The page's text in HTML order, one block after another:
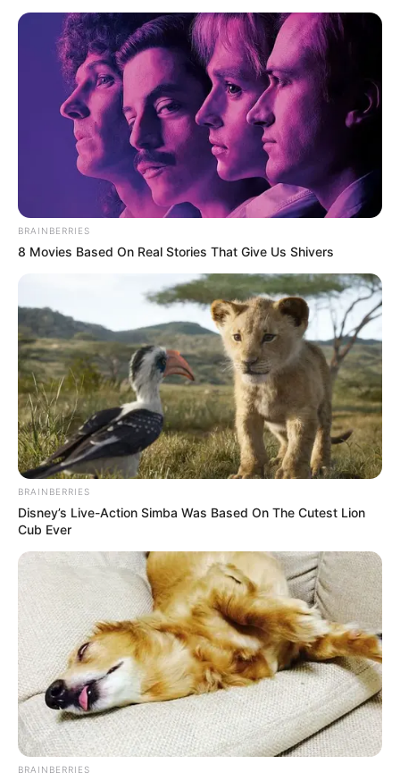
BRAINBERRIES
8 Movies Based On Real Stories That Give Us Shivers
BRAINBERRIES
Disney’s Live-Action Simba Was Based On The Cutest Lion
Cub Ever
BRAINBERRIES